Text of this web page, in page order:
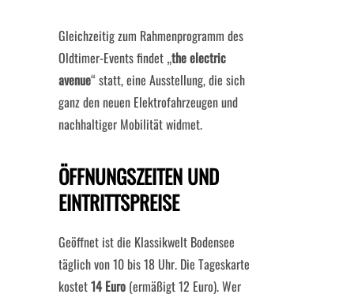
Gleichzeitig zum Rahmenprogramm des
Oldtimer-Events findet „the electric
avenue“ statt, eine Ausstellung, die sich
ganz den neuen Elektrofahrzeugen und
nachhaltiger Mobilität widmet.
ÖFFNUNGSZEITEN UND
EINTRITTSPREISE
Geöffnet ist die Klassikwelt Bodensee
täglich von 10 bis 18 Uhr. Die Tageskarte
kostet14 Euro (ermäßigt 12 Euro). Wer